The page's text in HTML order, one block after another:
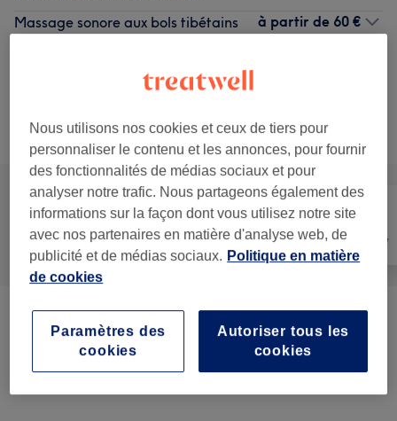
Massage sonore aux bols tibétains
à partir de 60 €
Recherchez dans notre liste de prestations
Tout Massage Mieux-être
Massages Bien Etre à partir de 65 €
Nous utilisons nos cookies et ceux de tiers pour
personnaliser le contenu et les annonces, pour fournir
des fonctionnalités de médias sociaux et pour
analyser notre trafic. Nous partageons également des
informations sur la façon dont vous utilisez notre site
avec nos partenaires en matière d'analyse web, de
publicité et de médias sociaux. Politique en matière
de cookies
Autoriser tous les
cookies
Paramètres des
cookies